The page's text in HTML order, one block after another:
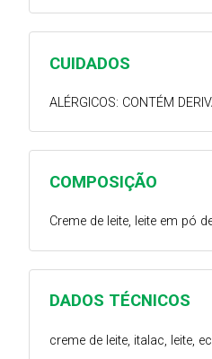
DADOS TÉCNICOS
creme de leite, italac, leite,
COMPOSIÇÃO
Creme de leite, leite em
CUIDADOS
ALÉRGICOS: CONTÉM